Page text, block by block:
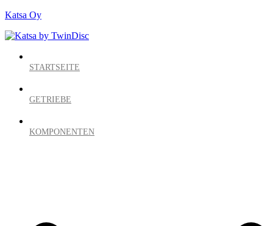
Katsa Oy
STARTSEITE
GETRIEBE
KOMPONENTEN